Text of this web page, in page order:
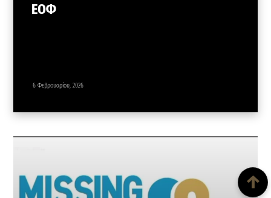
ΕΟΦ
6 Φεβρουαρίου, 2026
↑